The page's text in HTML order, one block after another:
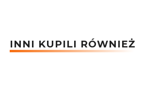
INNI KUPILI RÓWNIEŻ